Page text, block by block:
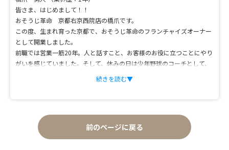
皆さま、はじめまして！！
おそうじ革命 京都右京西院店の橋爪です。
この度、生まれ育った京都で、おそうじ革命のフランチャイズオーナー
として開業しました。
前職では営業一筋20年。人と話すこと、お客様のお役に立つことにやり
がいを感じていました。そして、休みの日は少年野球のコーチとして、
子供たちと一緒に汗を流しています。
野球でも仕事でも、ひとを大切にし、目標に向かってひたむきに努力す
うシンプルな思いからです。汚れていた場所がピカピカになり、お客様
の喜ぶ顔を見た時、心からこの仕事を選んでよかったと感じます。おそ
うじは単に汚れを落とすだけでなく、空間を整え、そこに住む人、働く
続きを読む▼
前のページに戻る